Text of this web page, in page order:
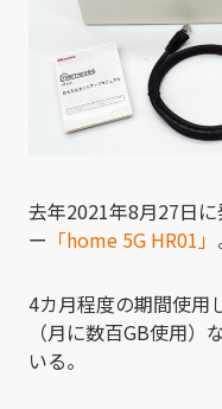
去年2021年8月27日
ー 「home 5G HR01」
4カ月程度の期間使用
（月に数百GB使用
いる。